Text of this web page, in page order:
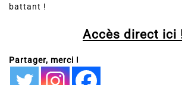
battant !
Accès direct ici
Partager, merci !